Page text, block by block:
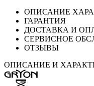
ОПИСАНИЕ
ГАРАНТИЯ
ДОСТАВКА И
СЕРВИСНОЕ
ОТЗЫВЫ
ОПИСАНИЕ И